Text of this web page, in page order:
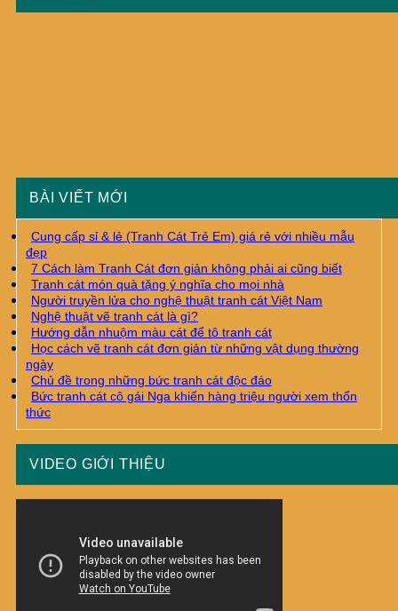
BÀI VIẾT MỚI
Cung cấp sỉ & lẻ (Tranh Cát Trẻ Em) giá rẻ với nhiều mẫu
đẹp
7 Cách làm Tranh Cát đơn giản không phải ai cũng biết
Tranh cát món quà tặng ý nghĩa cho mọi nhà
Người truyền lửa cho nghệ thuật tranh cát Việt Nam
Nghệ thuật vẽ tranh cát là gì?
Hướng dẫn nhuộm màu cát để tô tranh cát
Học cách vẽ tranh cát đơn giản từ những vật dụng thường
ngày
Chủ đề trong những bức tranh cát độc đáo
Bức tranh cát cô gái Nga khiến hàng triệu người xem thổn
thức
VIDEO GIỚI THIỆU